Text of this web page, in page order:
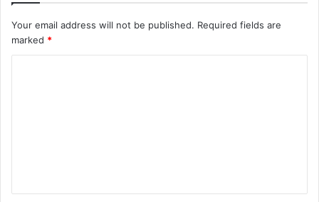
Your email address will not be published. Required fields are
marked *